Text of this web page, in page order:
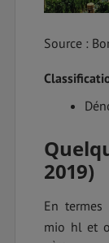
Source :
2019)
En
mio hl et